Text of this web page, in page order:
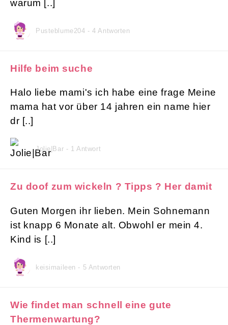
warum [..]
Pusteblume204 - 4 Antworten
Hilfe beim suche
Halo liebe mami's ich habe eine frage Meine
mama hat vor über 14 jahren ein name hier
dr [..]
Jolie|Bar - 1 Antwort
Zu doof zum wickeln ? Tipps ? Her damit
Guten Morgen ihr lieben. Mein Sohnemann
ist knapp 6 Monate alt. Obwohl er mein 4.
Kind is [..]
keisimaileen - 5 Antworten
Wie findet man schnell eine gute
Thermenwartung?